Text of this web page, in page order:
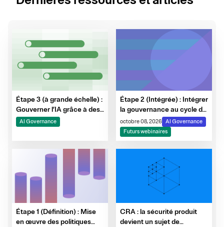
Étape 3 (à grande échelle) :
Gouverner l’IA grâce à des
garde-fous, à la
surveillance et à
AI Governance
Étape 2 (Intégrée) : Intégrer
la gouvernance au cycle de
vie de l’IA
octobre 08, 2026
AI Governance
Futurs webinaires
Étape 1 (Définition) : Mise
en œuvre des politiques
CRA : la sécurité produit
devient un sujet de